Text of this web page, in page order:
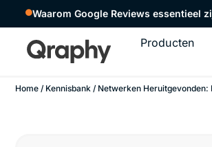
Waarom Google Reviews essentieel
Producten
Home / Kennisbank / Netwerken Heruitgevonden: